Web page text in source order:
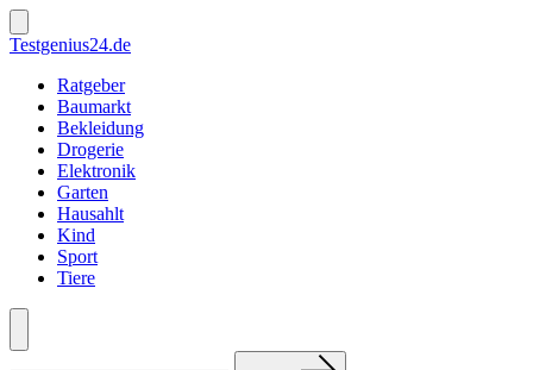
Zum
Inhalt
springen
Suche
ein-/ausblenden
Testgenius24.de
Ratgeber
Baumarkt
Bekleidung
Drogerie
Elektronik
Garten
Hausahlt
Kind
Sport
Tiere
Menü